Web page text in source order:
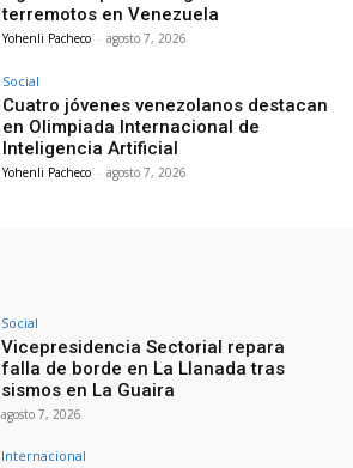
terremotos en Venezuela
Yohenli Pacheco - agosto 7, 2026
Social
Cuatro jóvenes venezolanos destacan
en Olimpiada Internacional de
Inteligencia Artificial
Yohenli Pacheco - agosto 7, 2026
Social
Vicepresidencia Sectorial repara
falla de borde en La Llanada tras
sismos en La Guaira
agosto 7, 2026
Internacional